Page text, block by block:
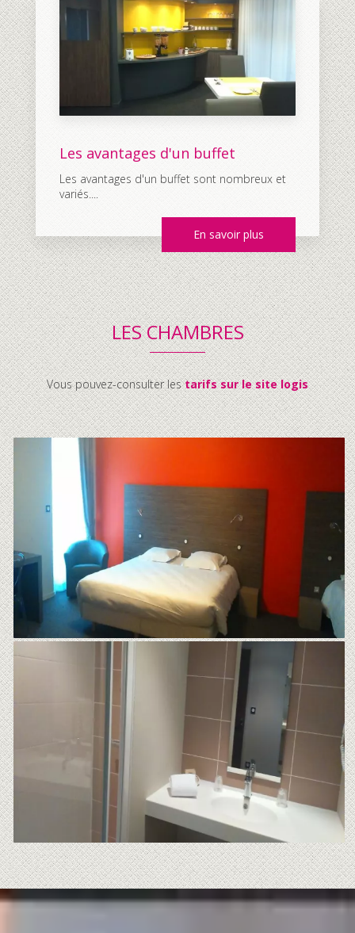
Les avantages d'un buffet
Les avantages d'un buffet sont nombreux et
variés....
En savoir plus
LES CHAMBRES
Vous pouvez-consulter lestarifs sur le site logis